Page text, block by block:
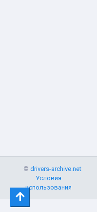
©drivers-archive.net
Условия
использования